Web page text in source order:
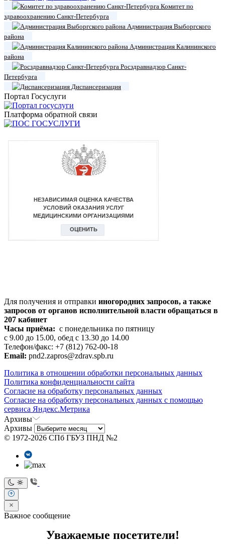
Комитет по
здравоохранению Санкт-Петербурга
Администрация Выборгского
района
Администрация Калининского
района
Росздравнадзор Санкт-
Петербурга
Диспансеризация
Портал Госуслуги
Платформа обратной связи
Для получения и отправки иногородних запросов, а также
запросов от органов исполнительной власти обращаться в
207 кабинет
Часы приёма: с понедельника по пятницу
с 9.00 до 15.00, обед с 13.30 до 14.00
Телефон/факс: +7 (812) 762-00-18
Email: pnd2.zapros@zdrav.spb.ru
Политика в отношении обработки персональных данных
Политика конфиденциальности сайта
Согласие на обработку персональных данных
Согласие на обработку персональных данных с помощью
сервиса Яндекс.Метрика
Архивы
Архивы
© 1972-2026 СПб ГБУЗ ПНД №2
Важное сообщение
Уважаемые посетители!